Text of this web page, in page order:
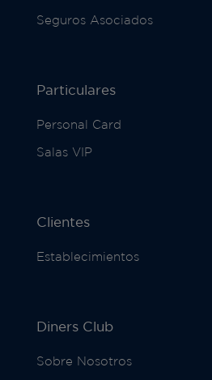
Seguros Asociados
Particulares
Personal Card
Salas VIP
Clientes
Establecimientos
Diners Club
Sobre Nosotros